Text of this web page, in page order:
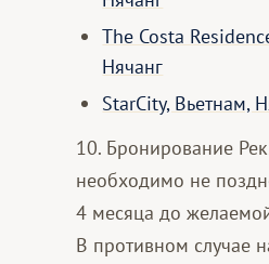
The Costa
Нячанг
StarCity, Вьетнам,
10. Бронирование
необходимо не
4 месяца до
В противном случае